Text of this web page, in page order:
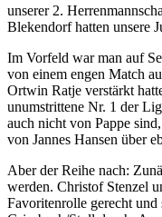
unserer 2.
Blekendorf hatten unsere
Im Vorfeld war man auf
von einem engen Match
Ortwin Ratje verstärkt
unumstrittene Nr. 1 der
auch nicht von Pappe
von Jannes Hansen über
Aber der Reihe nach:
werden. Christof Stenzel
Favoritenrolle gerecht und